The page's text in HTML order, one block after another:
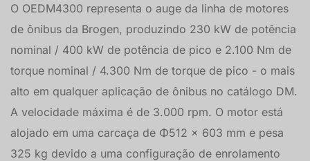
O OEDM4300 representa o auge da linha de motores
de ônibus da Brogen, produzindo 230 kW de potência
nominal / 400 kW de potência de pico e 2.100 Nm de
torque nominal / 4.300 Nm de torque de pico - o mais
alto em qualquer aplicação de ônibus no catálogo DM.
A velocidade máxima é de 3.000 rpm. O motor está
alojado em uma carcaça de Φ512 × 603 mm e pesa
325 kg devido a uma configuração de enrolamento